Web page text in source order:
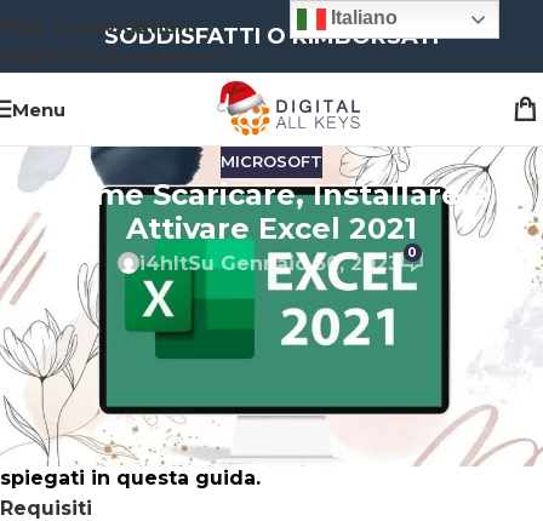
Skip to navigationSODDISFATTI O RIMBORSATI
Menu
MICROSOFT
Come Scaricare, Installare e
Attivare Excel 2021
i4hltSu Gennaio 30, 2023 0
Introduzione: Come strumento di analisi e
documentazione dei dati, Microsoft Excel è un
software prezioso che può essere utilizzato da
chiunque. Le “celle” sono le intersezioni di due
colonne e una riga in un foglio di calcolo Excel. Il
download e l’installazione di Excel 2021 sono
spiegati in questa guida.
Requisiti
Italiano